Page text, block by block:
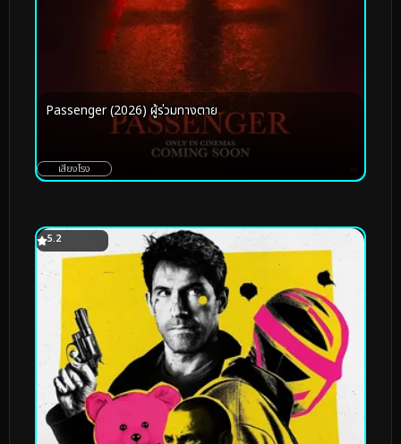
Passenger (2026) ผู้ร่วมทางตาย
เสียงโรง
5.2